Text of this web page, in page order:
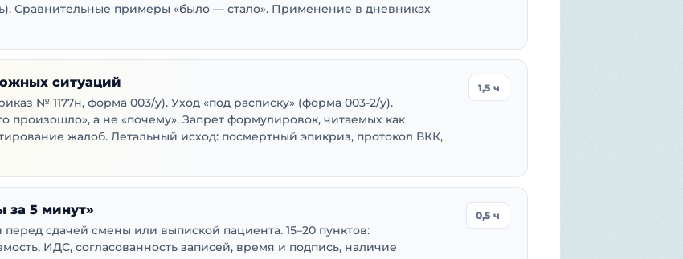
Сравнительные примеры «было — стало». Применение в дневниках
ситуаций
№ 1177н, форма 003/у). Уход «под расписку» (форма 003-2/у).
произошло», а не «почему». Запрет формулировок, читаемых как
жалоб. Летальный исход: посмертный эпикриз, протокол ВКК,
1,5 ч
за 5 минут»
сдачей смены или выпиской пациента. 15–20 пунктов:
ИДС, согласованность записей, время и подпись, наличие
0,5 ч